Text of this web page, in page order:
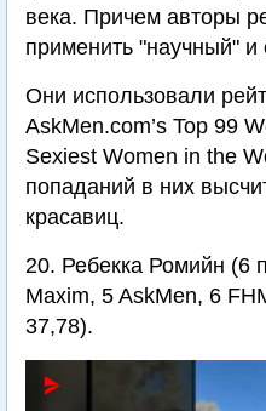
века. Причем авторы
применить "научный" и
Они использовали
AskMen.com’s Top 99
Sexiest Women in the
попаданий в них
красавиц.
20. Ребекка Ромийн (6
Maxim, 5 AskMen, 6
37,78).